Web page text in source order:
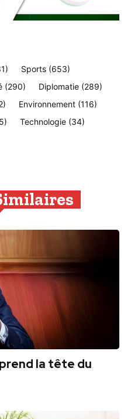
Sports (653)
(290) Diplomatie (289)
Environnement (116)
Technologie (34)
la tête du